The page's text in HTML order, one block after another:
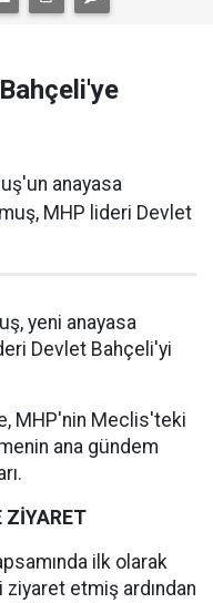
anayasa
MHP lideri Devlet
yeni anayasa
Devlet Bahçeli'yi
MHP'nin Meclis'teki
ana gündem
ZİYARET
ilk olarak
ziyaret etmiş ardından